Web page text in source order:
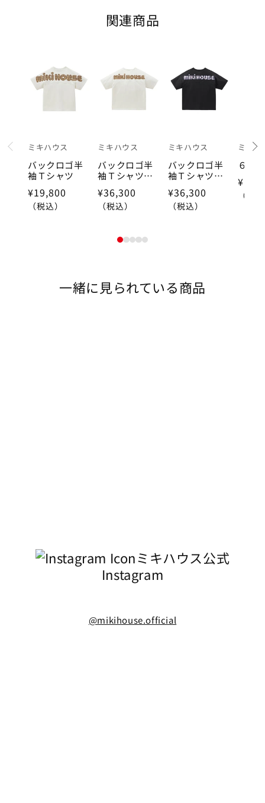
関連商品
ミキハウス
バックロゴ半
袖Ｔシャツ
¥19,800
（税込）
ミキハウス
バックロゴ半
袖Ｔシャツ
（大人用）
¥36,300
（税込）
ミキハウス
バックロゴ半
袖Ｔシャツ
（大人用）
¥36,300
（税込）
ミキハ
６分
（税
prev
1234
一緒に見られている商品
ミキハウス公式
Instagram
@mikihouse.official